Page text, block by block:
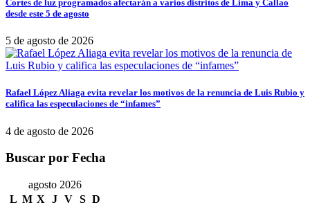
Cortes de luz programados afectarán a varios distritos de Lima y Callao
desde este 5 de agosto
5 de agosto de 2026
Rafael López Aliaga evita revelar los motivos de la renuncia de Luis Rubio y
califica las especulaciones de “infames”
4 de agosto de 2026
Buscar por Fecha
agosto 2026
L M X J V S D